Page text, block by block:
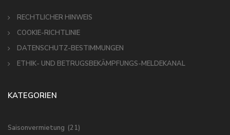
RECHTLICHER HINWEIS
COOKIE-RICHTLINIE
DATENSCHUTZ-BESTIMMUNGEN
ETHIK- UND BETRUGSBEKÄMPFUNGS-MELDEKANAL
KATEGORIEN
Saisonvermietung (21)